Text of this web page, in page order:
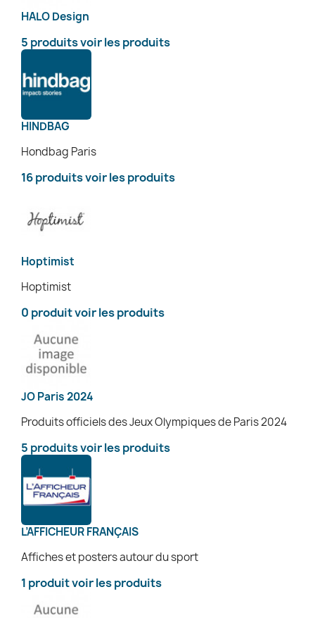
HALO Design
5 produitsvoir les produits
HINDBAG
Hondbag Paris
16 produitsvoir les produits
Hoptimist
Hoptimist
0 produitvoir les produits
JO Paris 2024
Produits officiels des Jeux Olympiques de Paris 2024
5 produitsvoir les produits
L’AFFICHEUR FRANÇAIS
Affiches et posters autour du sport
1 produitvoir les produits